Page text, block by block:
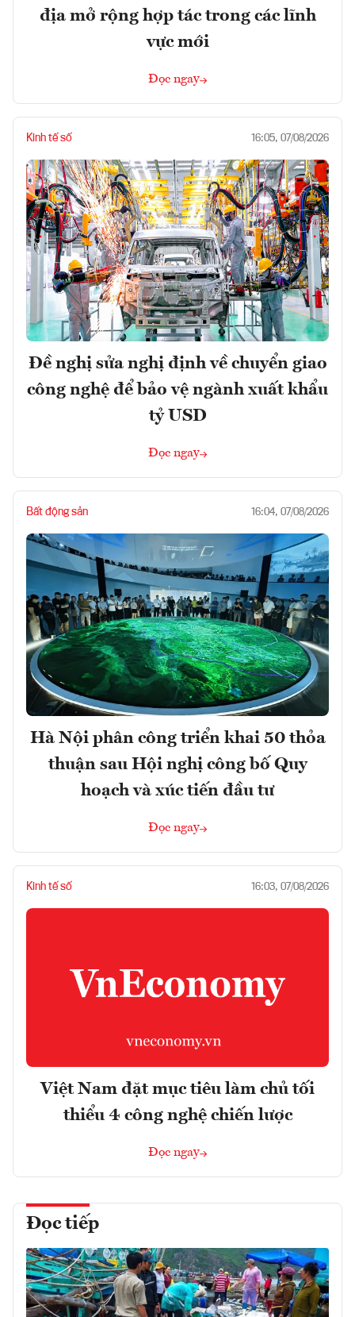
địa mở rộng hợp tác trong các lĩnh
vực mới
Đọc ngay
Kinh tế số 16:05, 07/08/2026
Đề nghị sửa nghị định về chuyển giao
công nghệ để bảo vệ ngành xuất khẩu
tỷ USD
Đọc ngay
Bất động sản 16:04, 07/08/2026
Hà Nội phân công triển khai 50 thỏa
thuận sau Hội nghị công bố Quy
hoạch và xúc tiến đầu tư
Đọc ngay
Kinh tế số 16:03, 07/08/2026
Việt Nam đặt mục tiêu làm chủ tối
thiểu 4 công nghệ chiến lược
Đọc ngay
Đọc tiếp